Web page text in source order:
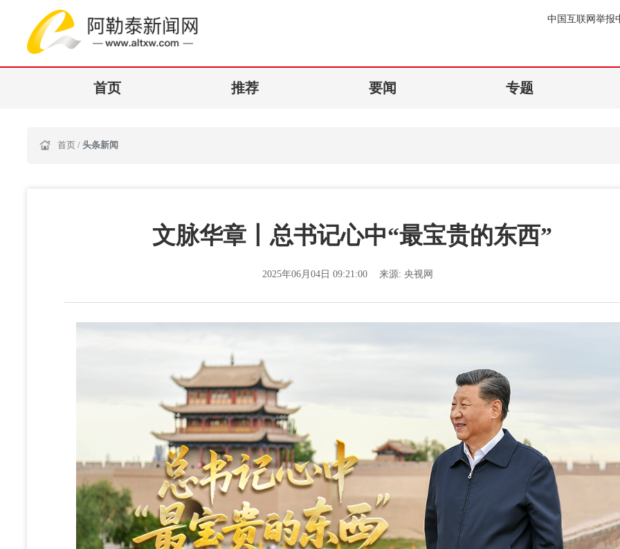
中国互联网举报
首页 推荐 要闻 专题
首页 / 头条新闻
文脉华章丨总书记心中“最宝贵的东西”
2025年06月04日 09:21:00 来源:央视网